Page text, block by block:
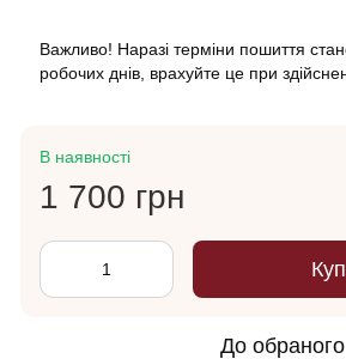
Важливо! Наразі терміни пошиття
робочих днів, врахуйте це при
В наявності
1 700 грн
До обраного